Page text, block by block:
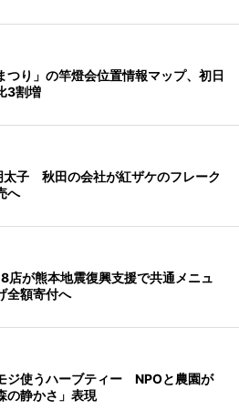
つり」の竿燈会位置情報マップ、初日
3割増
太子 秋田の会社が紅ザケのフレーク
へ
店が熊本地震復興支援で共通メニュ
額寄付へ
ジ使うハーブティー NPOと農園が
の静かさ」表現